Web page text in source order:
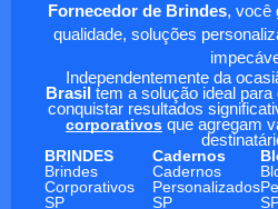
Fornecedor de Brindes, você
qualidade, soluções
Independentemente da
Brasil tem a solução ideal
conquistar resultados
corporativos que agregam
BRINDES
Cadernos
Brindes
Corporativos
SP
Cadernos
Personalizados
SP